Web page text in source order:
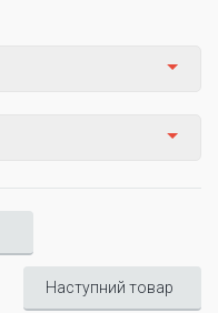
Наступний товар